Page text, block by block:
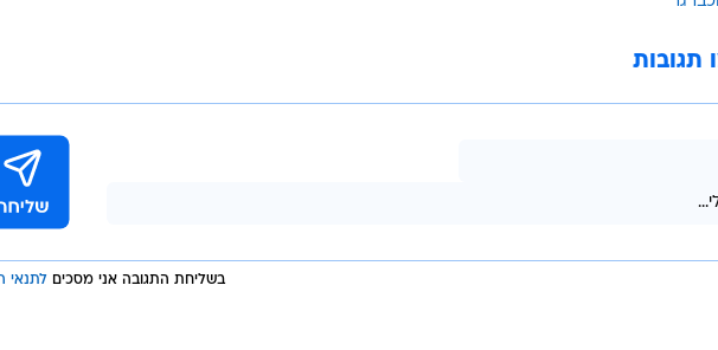
תגובות
בשליחת התגובה אני מסכים לתנאי